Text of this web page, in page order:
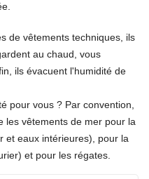
de vêtements techniques, ils
au chaud, vous
ils évacuent l'humidité de
pour vous ? Par convention,
les vêtements de mer pour la
et eaux intérieures), pour la
et pour les régates.